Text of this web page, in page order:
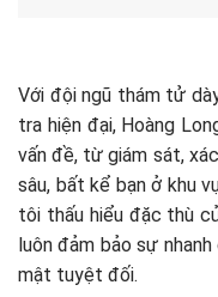
Với đội ngũ thám tử
tra hiện đại, Hoàng
vấn đề, từ giám sát,
sâu, bất kể bạn ở khu
tôi thấu hiểu đặc thù
luôn đảm bảo sự
mật tuyệt đối.